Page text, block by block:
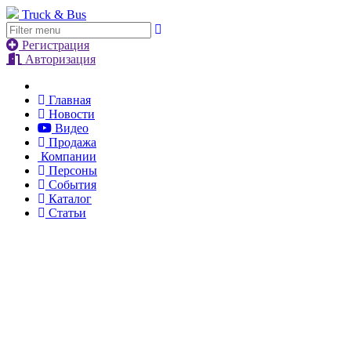
Truck & Bus
Регистрация
Авторизация
Главная
Новости
Видео
Продажа
Компании
Персоны
События
Каталог
Статьи